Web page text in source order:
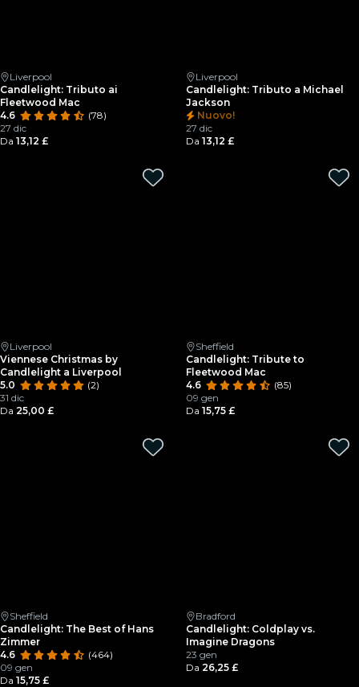
Liverpool
Candlelight: Tributo ai
Fleetwood Mac
4.6
(78)
27 dic
Da 13,12 £
Liverpool
Candlelight: Tributo a Michael
Jackson
Nuovo!
27 dic
Da 13,12 £
Liverpool
Viennese Christmas by
Candlelight a Liverpool
5.0
(2)
31 dic
Da 25,00 £
Sheffield
Candlelight: Tribute to
Fleetwood Mac
4.6
(85)
09 gen
Da 15,75 £
Sheffield
Candlelight: The Best of Hans
Zimmer
4.6
(464)
09 gen
Da 15,75 £
Bradford
Candlelight: Coldplay vs.
Imagine Dragons
23 gen
Da 26,25 £